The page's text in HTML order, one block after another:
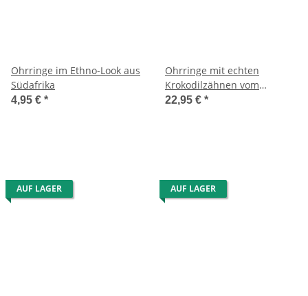
Ohrringe im Ethno-Look aus
Südafrika
4,95 € *
Ohrringe mit echten
Krokodilzähnen vom
Nilkrokodil Nr. 543
22,95 € *
AUF LAGER AUF LAGER